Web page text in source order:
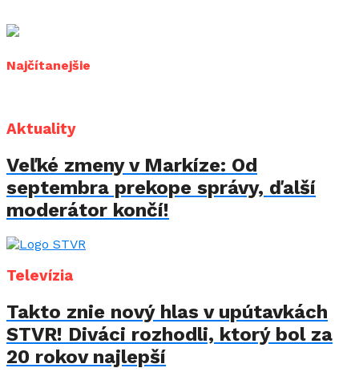
Najčítanejšie
Aktuality
Veľké zmeny v Markíze: Od
septembra prekope správy, ďalší
moderátor končí!
Televízia
Takto znie nový hlas v upútavkách
STVR! Diváci rozhodli, ktorý bol za
20 rokov najlepší